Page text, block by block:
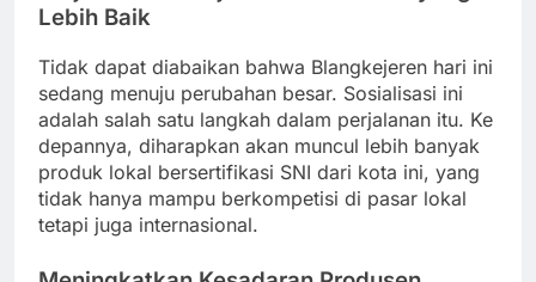
Lebih Baik
Tidak dapat diabaikan bahwa Blangkejeren hari ini
sedang menuju perubahan besar. Sosialisasi ini
adalah salah satu langkah dalam perjalanan itu. Ke
depannya, diharapkan akan muncul lebih banyak
produk lokal bersertifikasi SNI dari kota ini, yang
tidak hanya mampu berkompetisi di pasar lokal
tetapi juga internasional.